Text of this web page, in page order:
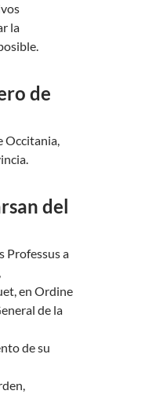
la
de
Occitania,
del
Professus a
en Ordine
de la
de su